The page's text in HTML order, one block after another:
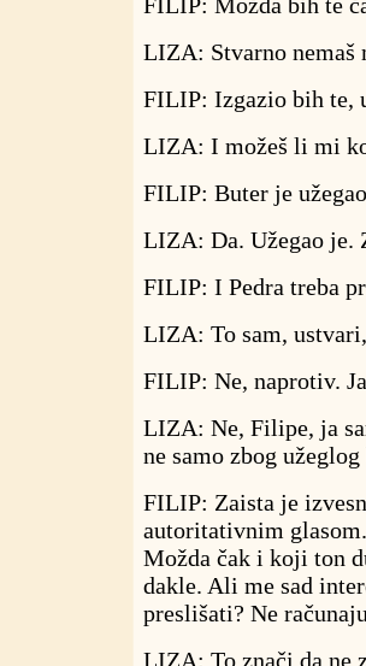
LIZA: Stvarno nemaš
FILIP: Izgazio bih te,
LIZA: I možeš li mi
FILIP: Buter je
LIZA: Da. Užegao je.
FILIP: I Pedra treba
LIZA: To sam,
FILIP: Ne, naprotiv.
LIZA: Ne, Filipe, ja
ne samo zbog užeglog
FILIP: Zaista je
autoritativnim
Možda čak i koji ton
dakle. Ali me sad
preslišati? Ne
LIZA: To znači da ne